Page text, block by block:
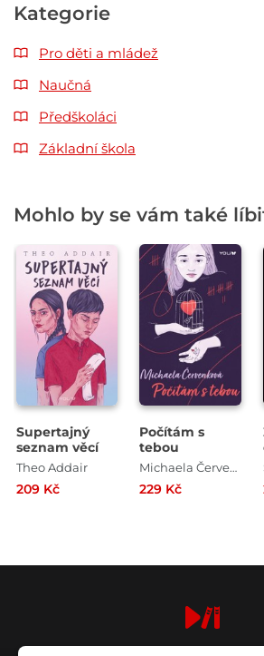
Kategorie
Pro děti a mládež
Naučná
Předškoláci
Základní škola
Mohlo by se vám také
Supertajný
seznam věcí
Theo Addair
209 Kč
Počítám s
tebou
Michaela Červenková
229 Kč